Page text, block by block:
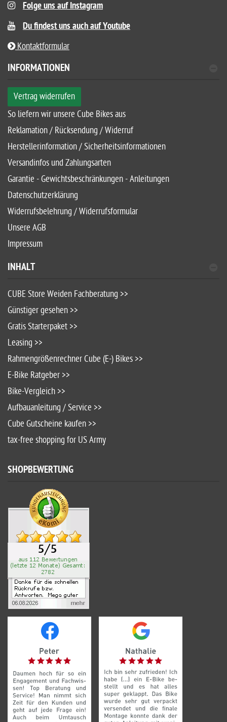
Folge uns auf Instagram
Du findest uns auch auf Youtube
Kontaktformular
INFORMATIONEN
Vertrag widerrufen
So liefern wir unsere Cube Bikes aus
Reklamation / Rücksendung / Widerruf
Herstellerinformation / Sicherheitsinformationen
Versandinfos und Zahlungsarten
Garantie - Gewichtsbeschränkungen - Anleitungen
Datenschutzerklärung
Widerrufsbelehrung / Widerrufsformular
Unsere AGB
Impressum
INHALT
CUBE Store Weiden Fachberatung >>
Günstiger gesehen >>
Gratis Starterpaket >>
Leasing >>
Rahmengrößenrechner Cube (E-) Bikes >>
E-Bike Ratgeber >>
Bike-Vergleich >>
Aufbauanleitung / Service >>
Cube Gutscheine kaufen >>
tax-free shopping for US Army
SHOPBEWERTUNG